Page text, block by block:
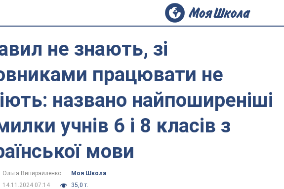
не знають, зі
працювати не
названо найпоширеніші
учнів 6 і 8 класів з
мови
Ольга Випирайленко
Моя Школа
14.11.2024 07:14
35,0 т.